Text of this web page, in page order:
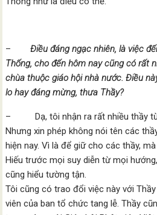
–Điều đáng ngạc nhiên, là việc
Thống, cho đến hôm nay cũng có rất
chùa thuộc giáo hội nhà nước. Điều
lo hay đáng mừng, thưa Thầy?
– Dạ, tôi nhận ra rất nhiều thầy từ
Nhưng xin phép không nói tên các
hiện nay. Vì là để giữ cho các thầy,
Hiếu trước mọi suy diễn từ mọi
cũng hiểu tường tận.
Tôi cũng có trao đổi việc này với
viên của ban tổ chức tang lễ. Thầy